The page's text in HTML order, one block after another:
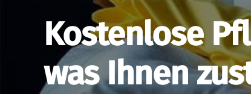
Kostenlose
was Ihnen